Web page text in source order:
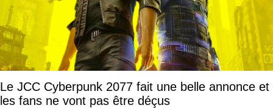
Le JCC Cyberpunk 2077 fait une belle annonce et
les fans ne vont pas être déçus